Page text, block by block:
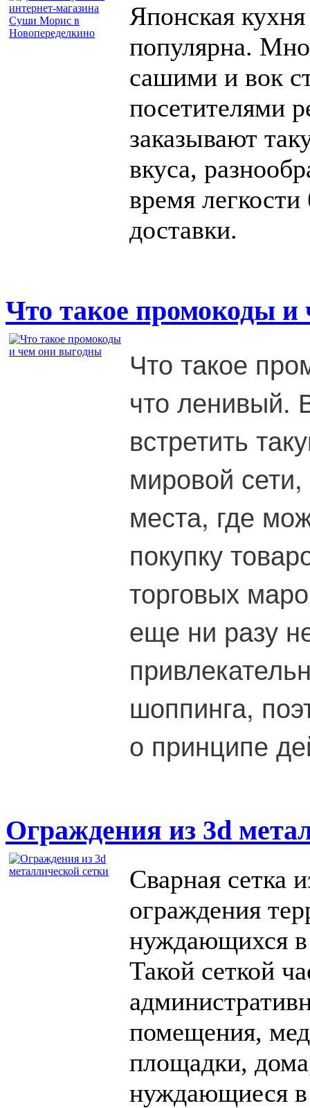
Японская
популярна.
сашими и вок
посетителями
заказывают
вкуса,
время
доставки.
Что такое промокоды
Что такое
что ленивый.
встретить
мировой
места, где
покупку
торговых
еще ни разу
шоппинга,
о принципе
Ограждения из 3d
Сварная сетка
ограждения
нуждающихся в
Такой сеткой
помещения,
площадки,
нуждающиеся в